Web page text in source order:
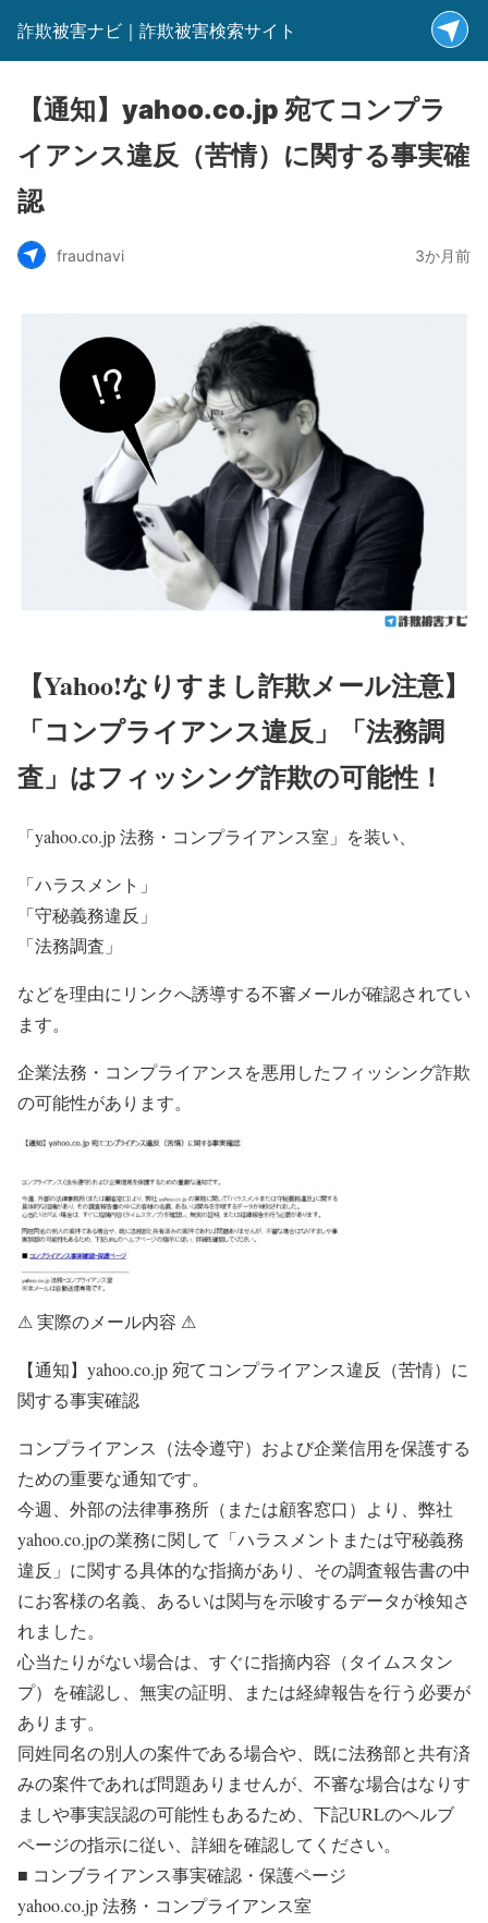
詐欺被害ナビ｜詐欺被害検索サイト
【通知】yahoo.co.jp 宛てコンプラ
イアンス違反（苦情）に関する事実確
認
fraudnavi 3か月前
【Yahoo!なりすまし詐欺メール注意】
「コンプライアンス違反」「法務調
査」はフィッシング詐欺の可能性！
「yahoo.co.jp 法務・コンプライアンス室」を装い、
「ハラスメント」
「守秘義務違反」
「法務調査」
などを理由にリンクへ誘導する不審メールが確認されてい
ます。
企業法務・コンプライアンスを悪用したフィッシング詐欺
の可能性があります。
⚠ 実際のメール内容 ⚠
【通知】yahoo.co.jp 宛てコンプライアンス違反（苦情）に
関する事実確認
コンプライアンス（法令遵守）および企業信用を保護する
ための重要な通知です。
今週、外部の法律事務所（または顧客窓口）より、弊社
yahoo.co.jpの業務に関して「ハラスメントまたは守秘義務
違反」に関する具体的な指摘があり、その調査報告書の中
にお客様の名義、あるいは関与を示唆するデータが検知さ
れました。
心当たりがない場合は、すぐに指摘内容（タイムスタン
プ）を確認し、無実の証明、または経緯報告を行う必要が
あります。
同姓同名の別人の案件である場合や、既に法務部と共有済
みの案件であれば問題ありませんが、不審な場合はなりす
ましや事実誤認の可能性もあるため、下記URLのヘルブ
ページの指示に従い、詳細を確認してください。
■ コンブライアンス事実確認・保護ページ
yahoo.co.jp 法務・コンプライアンス室